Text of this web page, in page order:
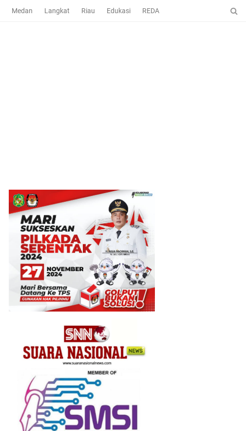
Medan Langkat Riau Edukasi REDAKSI